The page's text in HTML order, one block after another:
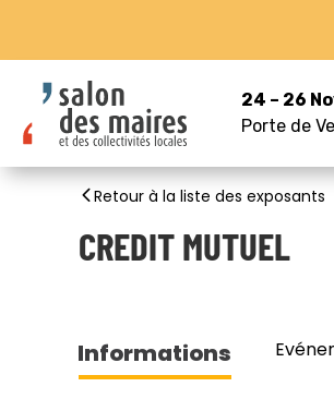
24 – 26
Porte de
Retour à la liste des exposants
CREDIT MUTUEL
Informations